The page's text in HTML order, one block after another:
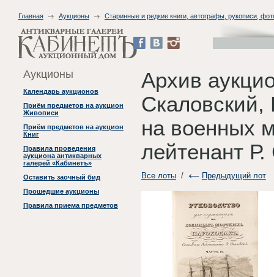
Главная Аукционы Старинные и редкие книги, автографы, рукописи,
Аукционы
Календарь аукционов
Приём предметов на аукцион
Живописи
Приём предметов на аукцион
Книг
Правила проведения
аукциона антикварных
галерей «Кабинетъ»
Оставить заочный бид
Прошедшие аукционы
Правила приема предметов
Архив
Скаловский,
на военных
лейтенант
Все лоты/ Предыдущий лот